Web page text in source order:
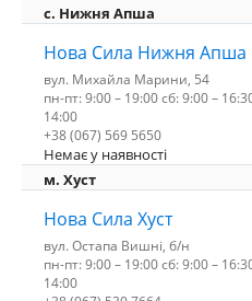
с. Нижня Апша
Нова Сила Нижня Апша
вул. Михайла Марини, 54
пн-пт: 9:00 – 19:00 сб: 9:00 –
14:00
+38 (067) 569 5650
Немає у наявності
м. Хуст
Нова Сила Хуст
вул. Остапа Вишні, б/н
пн-пт: 9:00 – 19:00 сб: 9:00 –
14:00